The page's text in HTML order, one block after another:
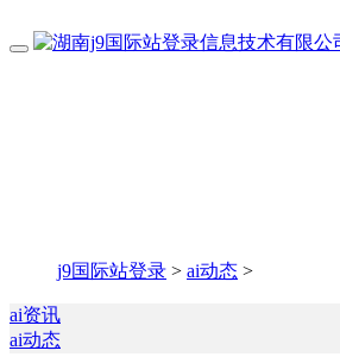
j9国际站登录 > ai动态 >
ai资讯
ai动态